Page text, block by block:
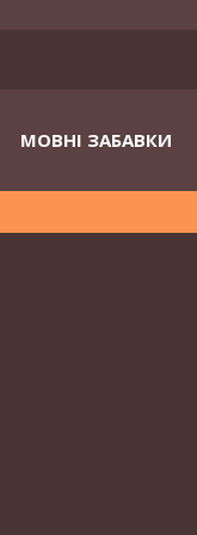
МОВНІ ЗАБАВКИ